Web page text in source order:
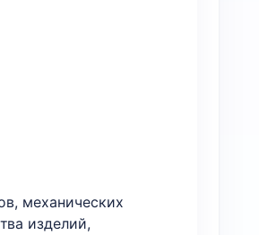
механических
изделий,